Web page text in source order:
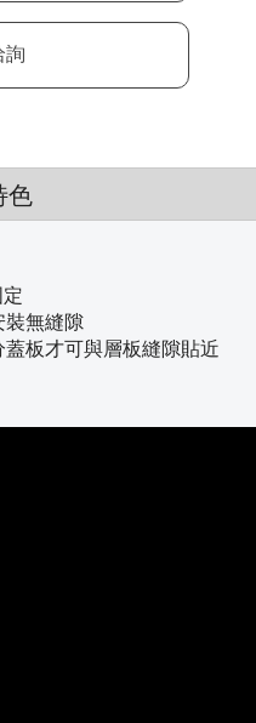
色
無縫隙
板才可與層板縫隙貼近